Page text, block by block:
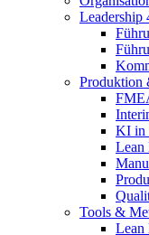
Leadership
Produktion
KI in
Lean
Tools &
Lean